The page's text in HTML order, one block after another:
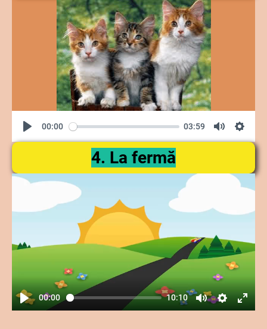
00:00 03:59
4. La fermă
00:00 10:10